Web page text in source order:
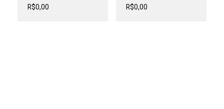
R$0,00 R$0,00